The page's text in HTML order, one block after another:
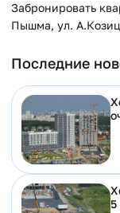
Забронировать
Пышма, ул.
Последние